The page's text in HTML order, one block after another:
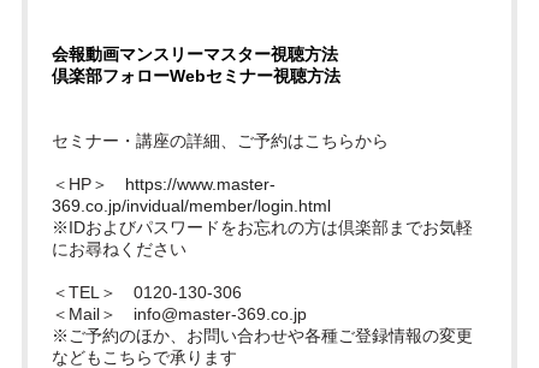
会報動画マンスリーマスター視聴方法
倶楽部フォローWebセミナー視聴方法
セミナー・講座の詳細、ご予約はこちらから
＜HP＞ https://www.master-
369.co.jp/invidual/member/login.html
※IDおよびパスワードをお忘れの方は倶楽部までお気軽
にお尋ねください
＜TEL＞ 0120-130-306
＜Mail＞ info@master-369.co.jp
※ご予約のほか、お問い合わせや各種ご登録情報の変更
などもこちらで承ります